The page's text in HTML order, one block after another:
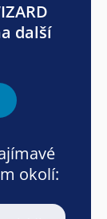
další
okolí: